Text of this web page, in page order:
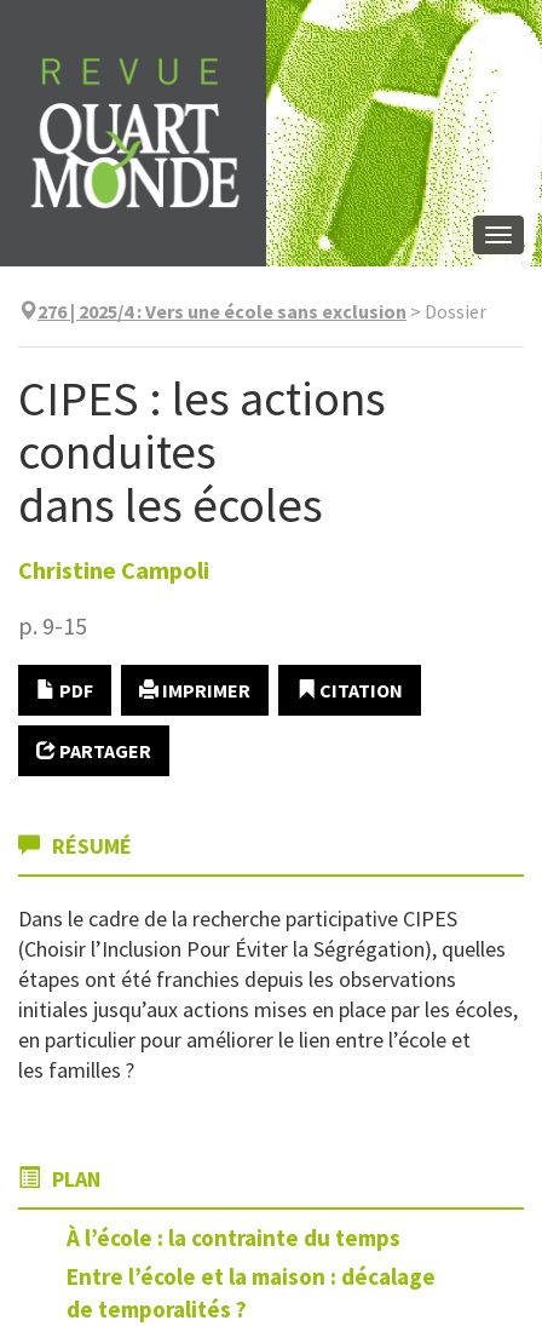
contenu
276 | 2025/4:Vers une école sans exclusion > Dossier
CIPES : les actions
conduites
dans les écoles
Christine Campoli
p. 9-15
PDF IMPRIMER CITATION
PARTAGER
RÉSUMÉ
Dans le cadre de la recherche participative CIPES
(Choisir l’Inclusion Pour Éviter la Ségrégation), quelles
étapes ont été franchies depuis les observations
initiales jusqu’aux actions mises en place par les écoles,
en particulier pour améliorer le lien entre l’école et
les familles ?
PLAN
À l’école : la contrainte du temps
Entre l’école et la maison : décalage
de temporalités ?